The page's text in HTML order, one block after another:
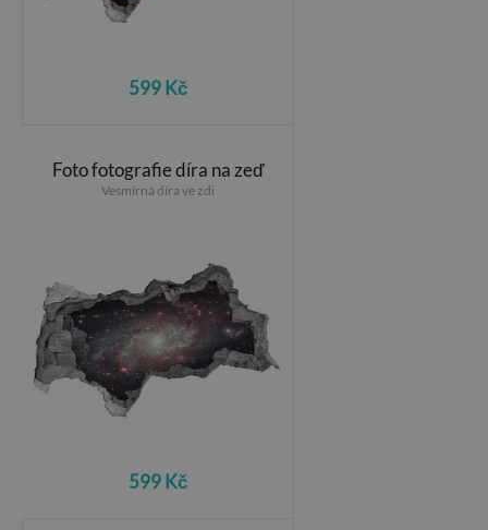
599 Kč
Foto fotografie díra na zeď
Vesmírná díra ve zdi
599 Kč